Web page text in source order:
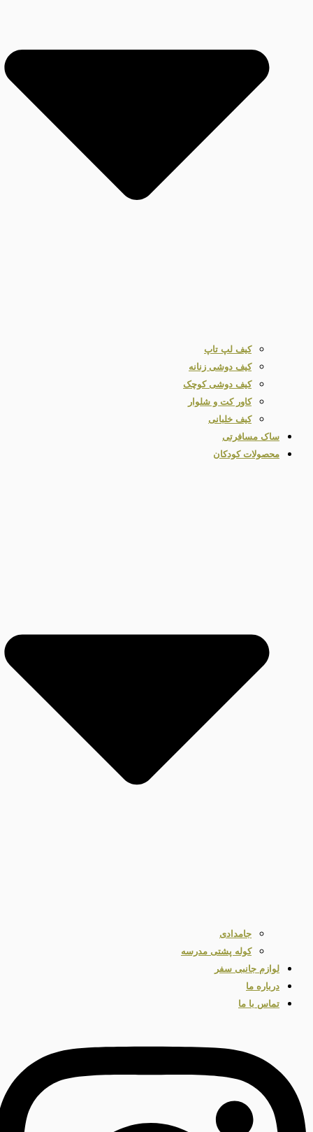
کیف لپ تاپ
کیف دوشی زنانه
کیف دوشی کوچک
کاور کت و شلوار
کیف خلبانی
ساک مسافرتی
محصولات کودکان
جامدادی
کوله پشتی مدرسه
لوازم جانبی سفر
درباره ما
تماس با ما